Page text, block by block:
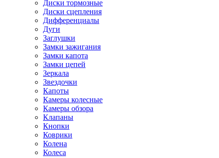
Диски тормозные
Диски сцепления
Дифференциалы
Дуги
Заглушки
Замки зажигания
Замки капота
Замки цепей
Зеркала
Звездочки
Капоты
Камеры колесные
Камеры обзора
Клапаны
Кнопки
Коврики
Колена
Колеса